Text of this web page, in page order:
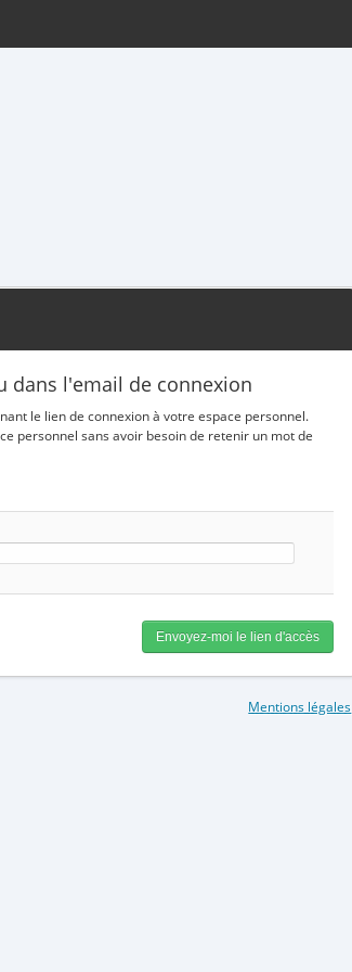
dans l'email de connexion
le lien de connexion à votre espace personnel.
personnel sans avoir besoin de retenir un mot de
Mentions légales